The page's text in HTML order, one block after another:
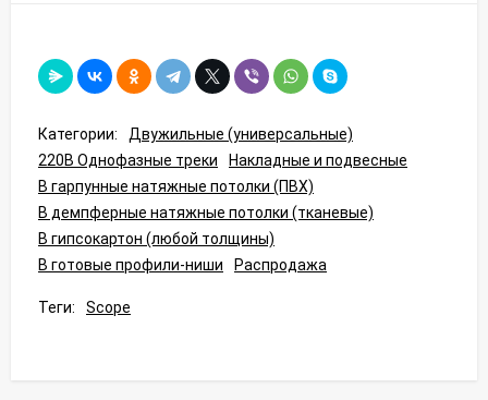
Категории:
Двужильные (универсальные)
220В Однофазные треки
Накладные и подвесные
В гарпунные натяжные потолки (ПВХ)
В демпферные натяжные потолки (тканевые)
В гипсокартон (любой толщины)
В готовые профили-ниши
Распродажа
Теги: Scope